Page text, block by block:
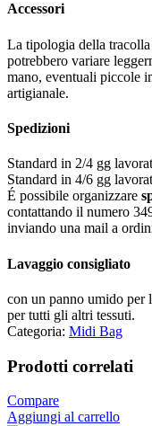
Accessori
La tipologia della
potrebbero variare
mano, eventuali piccole
artigianale.
Spedizioni
Standard in 2/4 gg
Standard in 4/6 gg
É possibile organizzare
contattando il numero
inviando una mail a
Lavaggio consigliato
con un panno umido per
per tutti gli altri tessuti.
Categoria: Midi Bag
Prodotti correlati
Compare
Aggiungi al carrello